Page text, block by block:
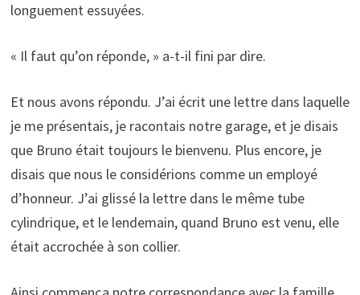
longuement essuyées.
« Il faut qu’on réponde, » a-t-il fini par dire.
Et nous avons répondu. J’ai écrit une lettre dans laquelle
je me présentais, je racontais notre garage, et je disais
que Bruno était toujours le bienvenu. Plus encore, je
disais que nous le considérions comme un employé
d’honneur. J’ai glissé la lettre dans le même tube
cylindrique, et le lendemain, quand Bruno est venu, elle
était accrochée à son collier.